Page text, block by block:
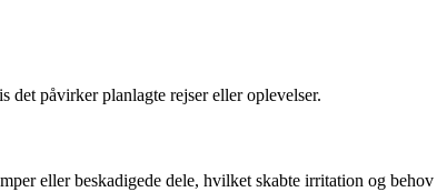
påvirker planlagte rejser eller oplevelser.
eller beskadigede dele, hvilket skabte irritation og behov